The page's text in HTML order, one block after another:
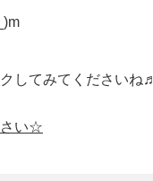
してみてくださいね♬
さい☆